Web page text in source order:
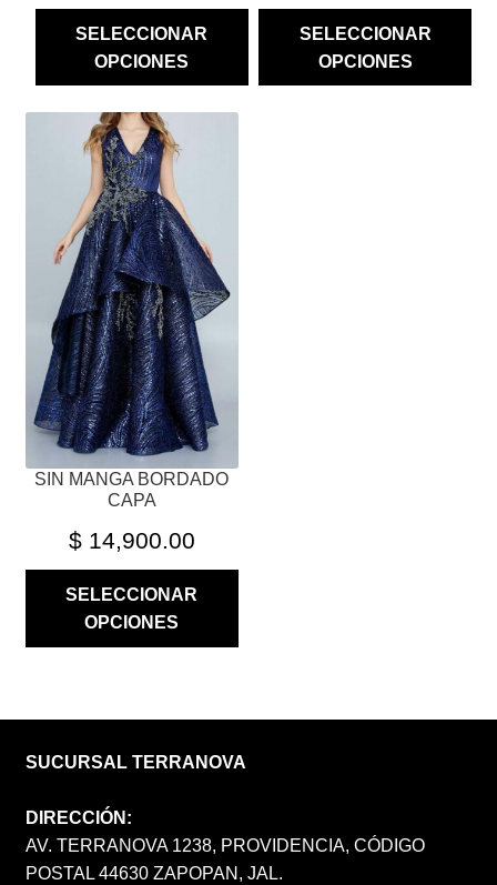
SELECCIONAR
OPCIONES
SELECCIONAR
OPCIONES
SIN MANGA BORDADO
CAPA
$14,900.00
SELECCIONAR
OPCIONES
PRODUCTO
MÚLTIPLES
VARIANTES.
LAS
OPCIONES
PUEDEN
ELEGIR
EN
LA
PÁGINA
DE
SUCURSAL TERRANOVA
DIRECCIÓN:
AV. TERRANOVA 1238, PROVIDENCIA, CÓDIGO
POSTAL 44630 ZAPOPAN, JAL.